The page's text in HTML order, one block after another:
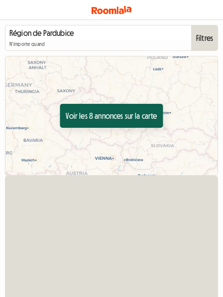
N'importe quand
Filtres
Voir les 8 annonces sur la carte